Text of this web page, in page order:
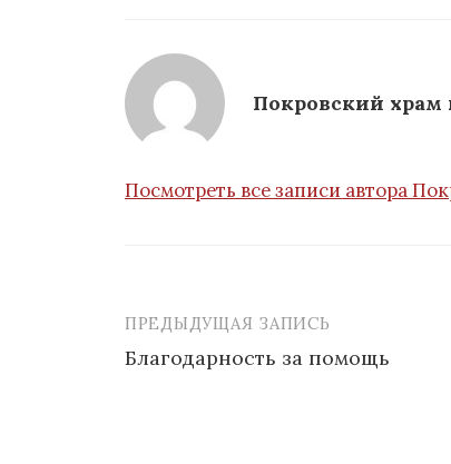
Покровский храм
Посмотреть все записи автора
Навигация
по
ПРЕДЫДУЩАЯ ЗАПИСЬ
Благодарность за помощь